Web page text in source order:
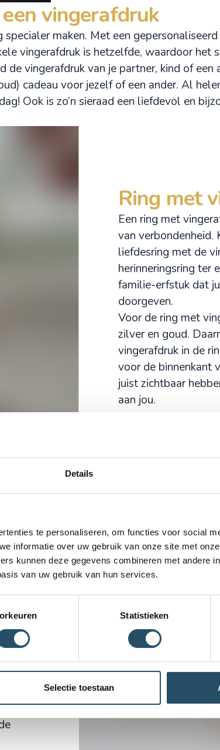
Details
te personaliseren, om functies voor social
informatie over uw gebruik van onze site met
kunnen deze gegevens combineren met andere
van uw gebruik van hun services.
Statistieken
Selectie toestaan
vingerafdruk
maken. Met een
vingerafdruk is hetzelfde, waardoor het
vingerafdruk van je partner, kind of een
) cadeau voor jezelf of een ander. Al
Ook is zo’n sieraad een liefdevol en
Ring met
Een ring met
van verbondenheid.
liefdesring met de
herinneringsring ter
familie-erfstuk dat
doorgeven.
Voor de ring met
zilver en goud.
vingerafdruk in de
voor de binnenkant
juist zichtbaar
aan jou.
een
een
hanger